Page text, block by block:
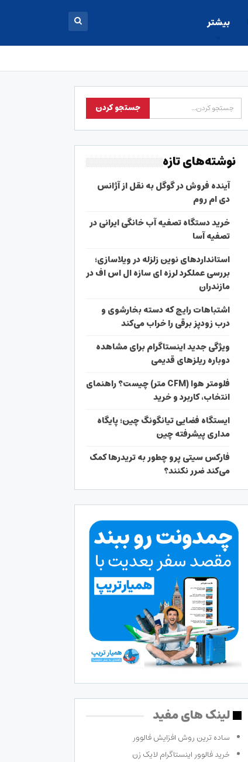
بیشتر
نوشته‌های تازه
آینده فروش در گوگل به نقل از آژانس
دی ام روم
خرید دستگاه تصفیه آب خانگی ایرانی در
تصفیه آسا
استانداردهای نوین زلزله در ویلاسازی؛
بررسی عملکرد لرزه ای سازه ال اس اف در
مازندران
اشتباهات رایج که دسته بخارشوی و
درب زودپز برقی را خراب می‌کند
ویژگی جدید اینستاگرام برای مشاهده
دوباره ریلزهای قدیمی
فلومتر هوا (CFM متر) چیست؟ راهنمای
انتخاب، کاربرد و خرید
ایستگاه فضایی تیانگونگ چین؛ پایگاه
مداری پیشرفته چین
فارکس سیتی پرو چطور به تریدرها کمک
می‌کند ضرر نکنند؟
لینک های مفید
ساده ترین روش افزایش فالوور
خرید فالوور اینستاگرام لایک زن